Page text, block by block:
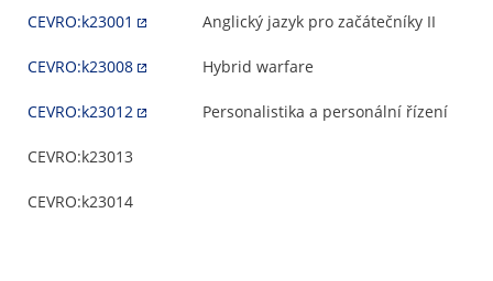
CEVRO:k23001 Anglický jazyk pro začátečníky II
CEVRO:k23008 Hybrid warfare
CEVRO:k23012 Personalistika a personální řízení
CEVRO:k23013
CEVRO:k23014